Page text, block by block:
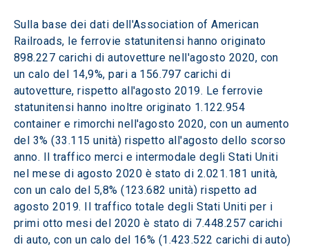
Sulla base dei dati dell'Association of American
Railroads, le ferrovie statunitensi hanno originato
898.227 carichi di autovetture nell'agosto 2020, con
un calo del 14,9%, pari a 156.797 carichi di
autovetture, rispetto all'agosto 2019. Le ferrovie
statunitensi hanno inoltre originato 1.122.954
container e rimorchi nell'agosto 2020, con un aumento
del 3% (33.115 unità) rispetto all'agosto dello scorso
anno. Il traffico merci e intermodale degli Stati Uniti
nel mese di agosto 2020 è stato di 2.021.181 unità,
con un calo del 5,8% (123.682 unità) rispetto ad
agosto 2019. Il traffico totale degli Stati Uniti per i
primi otto mesi del 2020 è stato di 7.448.257 carichi
di auto, con un calo del 16% (1.423.522 carichi di auto)